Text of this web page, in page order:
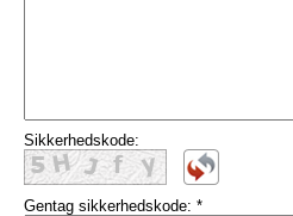
Sikkerhedskode:
Gentag sikkerhedskode: *